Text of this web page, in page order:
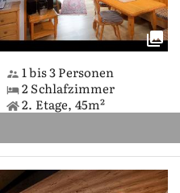
1 bis 3 Personen
2 Schlafzimmer
2. Etage, 45m²